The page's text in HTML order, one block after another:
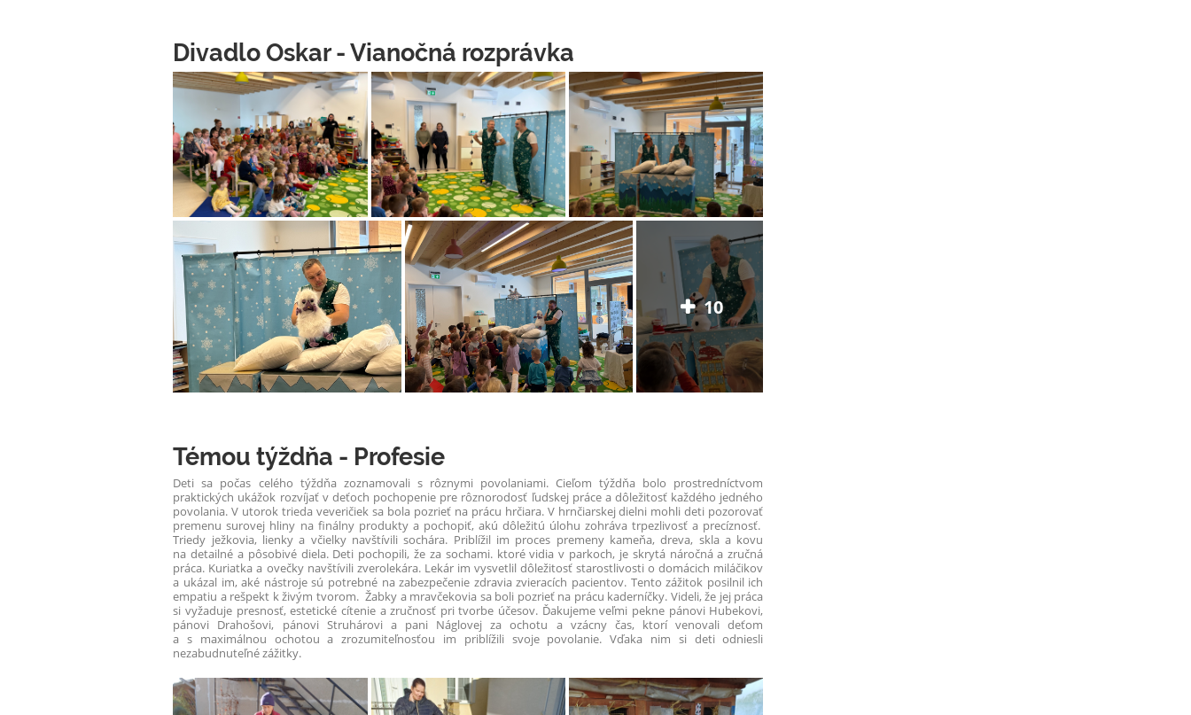
Divadlo Oskar - Vianočná rozprávka
10
Témou týždňa - Profesie
Deti sa počas celého týždňa zoznamovali s rôznymi povolaniami. Cieľom týždňa bolo prostredníctvom
praktických ukážok rozvíjať v deťoch pochopenie pre rôznorodosť ľudskej práce a dôležitosť každého jedného
povolania. V utorok trieda veveričiek sa bola pozrieť na prácu hrčiara. V hrnčiarskej dielni mohli deti pozorovať
premenu surovej hliny na finálny produkty a pochopiť, akú dôležitú úlohu zohráva trpezlivosť a precíznosť.
Triedy ježkovia, lienky a včielky navštívili sochára. Priblížil im proces premeny kameňa, dreva, skla a kovu
na detailné a pôsobivé diela. Deti pochopili, že za sochami. ktoré vidia v parkoch, je skrytá náročná a zručná
práca. Kuriatka a ovečky navštívili zverolekára. Lekár im vysvetlil dôležitosť starostlivosti o domácich miláčikov
a ukázal im, aké nástroje sú potrebné na zabezpečenie zdravia zvieracích pacientov. Tento zážitok posilnil ich
empatiu a rešpekt k živým tvorom. Žabky a mravčekovia sa boli pozrieť na prácu kaderníčky. Videli, že jej práca
si vyžaduje presnosť, estetické cítenie a zručnosť pri tvorbe účesov. Ďakujeme veľmi pekne pánovi Hubekovi,
pánovi Drahošovi, pánovi Struhárovi a pani Náglovej za ochotu a vzácny čas, ktorí venovali deťom
a s maximálnou ochotou a zrozumiteľnosťou im priblížili svoje povolanie. Vďaka nim si deti odniesli
nezabudnuteľné zážitky.